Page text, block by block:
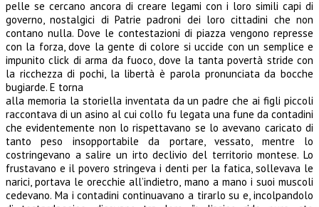
pelle se cercano ancora di creare legami con i loro simili capi di
governo, nostalgici di Patrie padroni dei loro cittadini che non
contano nulla. Dove le contestazioni di piazza vengono represse
con la forza, dove la gente di colore si uccide con un semplice e
impunito click di arma da fuoco, dove la tanta povertà stride con
la ricchezza di pochi, la libertà è parola pronunciata da bocche
bugiarde. E torna
alla memoria la storiella inventata da un padre che ai figli piccoli
raccontava di un asino al cui collo fu legata una fune da contadini
che evidentemente non lo rispettavano se lo avevano caricato di
tanto peso insopportabile da portare, vessato, mentre lo
costringevano a salire un irto declivio del territorio montese. Lo
frustavano e il povero stringeva i denti per la fatica, sollevava le
narici, portava le orecchie all’indietro, mano a mano i suoi muscoli
cedevano. Ma i contadini continuavano a tirarlo su e, incolpandolo